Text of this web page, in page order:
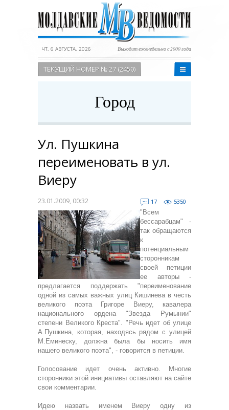
ЧТ, 6 АВГУСТА, 2026 Выходит еженедельно с 2000 года
ТЕКУЩИЙ НОМЕР № 27 (2450)
Город
Ул. Пушкина
переименовать в ул.
Виеру
23.01.2009, 00:32 17
5350
"Всем
бессарабцам" -
так обращаются
к
потенциальным
сторонникам
своей петиции
ее авторы -
предлагается поддержать "переименование
одной из самых важных улиц Кишинева в честь
великого поэта Григоре Виеру, кавалера
национального ордена "Звезда Румынии"
степени Великого Креста". "Речь идет об улице
А.Пушкина, которая, находясь рядом с улицей
М.Еминеску, должна была бы носить имя
нашего великого поэта", - говорится в петиции.
Голосование идет очень активно. Многие
сторонники этой инициативы оставляют на сайте
свои комментарии.
Идею назвать именем Виеру одну из